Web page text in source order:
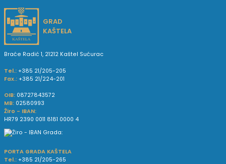
GRAD
KAŠTELA
Braće Radić 1, 21212 Kaštel Sućurac
Tel.: +385 21/205-205
Fax.: +385 21/224-201
OIB: 08727843572
MB: 02580993
Žiro - IBAN:
HR79 2390 0011 8181 0000 4
PORTA GRADA KAŠTELA
Tel.: +385 21/205-265